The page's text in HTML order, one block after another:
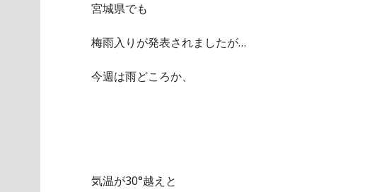
宮城県でも
梅雨入りが発表されましたが…
今週は雨どころか、
気温が30°越えと